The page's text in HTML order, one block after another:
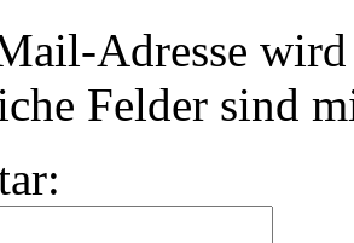
Adresse
Felder sind